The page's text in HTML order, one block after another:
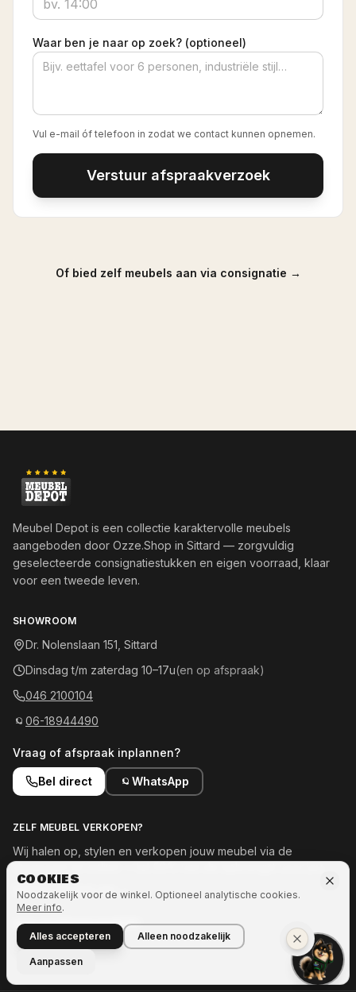
Waar ben je naar op zoek? (optioneel)
Vul e-mail óf telefoon in zodat we contact kunnen opnemen.
Verstuur afspraakverzoek
Of bied zelf meubels aan via consignatie →
Meubel Depot is een collectie karaktervolle meubels
aangeboden door Ozze.Shop in Sittard — zorgvuldig
geselecteerde consignatiestukken en eigen voorraad, klaar
voor een tweede leven.
SHOWROOM
Dr. Nolenslaan 151, Sittard
Dinsdag t/m zaterdag 10–17u(en op afspraak)
046 2100104
06-18944490
Vraag of afspraak inplannen?
Bel direct WhatsApp
ZELF MEUBEL VERKOPEN?
Wij halen op, stylen en verkopen jouw meubel via de
Meld je meubel aan →
OOK INTERESSE IN MEER?
Naar Ozze.Shop →
COOKIES
Noodzakelijk voor de winkel. Optioneel analytische cookies.
Meer info.
Alles accepteren Alleen noodzakelijk
Aanpassen